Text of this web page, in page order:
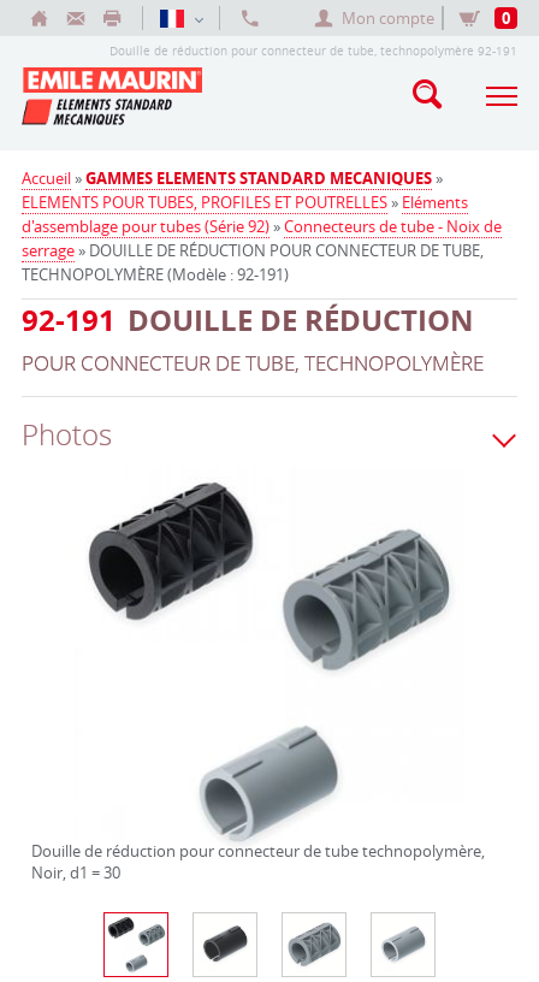
Mon compte 0
Douille de réduction pour connecteur de tube, technopolymère 92-191
Accueil»GAMMES ELEMENTS STANDARD MECANIQUES»
ELEMENTS POUR TUBES, PROFILES ET POUTRELLES» Eléments
d'assemblage pour tubes (Série 92)»Connecteurs de tube - Noix de
serrage» DOUILLE DE RÉDUCTION POUR CONNECTEUR DE TUBE,
TECHNOPOLYMÈRE (Modèle : 92-191)
92-191 DOUILLE DE RÉDUCTION
POUR CONNECTEUR DE TUBE, TECHNOPOLYMÈRE
Photos
Douille de réduction pour connecteur de tube technopolymère,
Noir, d1 = 30